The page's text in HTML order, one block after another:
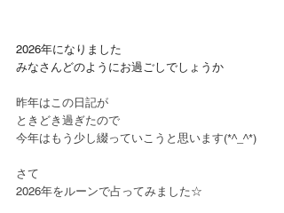
2026年になりました
みなさんどのようにお過ごしでしょうか
昨年はこの日記が
ときどき過ぎたので
今年はもう少し綴っていこうと思います(*^_^*)
さて
2026年をルーンで占ってみました☆